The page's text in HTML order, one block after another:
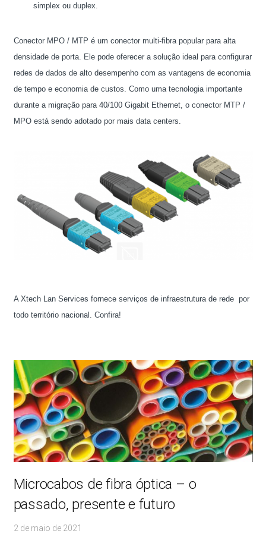
simplex ou duplex.
Conector MPO / MTP é um conector multi-fibra popular para alta
densidade de porta. Ele pode oferecer a solução ideal para configurar
redes de dados de alto desempenho com as vantagens de economia
de tempo e economia de custos. Como uma tecnologia importante
durante a migração para 40/100 Gigabit Ethernet, o conector MTP /
MPO está sendo adotado por mais data centers.
A Xtech Lan Services fornece serviços de infraestrutura de rede por
todo território nacional. Confira!
Microcabos de fibra óptica – o
passado, presente e futuro
2 de maio de 2021